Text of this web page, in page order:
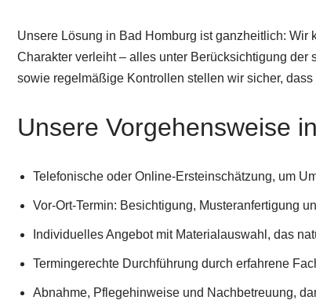
Unsere Lösung in Bad Homburg ist ganzheitlich:
Charakter verleiht – alles unter Berücksichtigung
sowie regelmäßige Kontrollen stellen wir sicher,
Unsere Vorgehensweise
Telefonische oder Online-Ersteinschätzung, um
Vor-Ort-Termin: Besichtigung, Musteranfertigung
Individuelles Angebot mit Materialauswahl, das
Termingerechte Durchführung durch erfahrene
Abnahme, Pflegehinweise und Nachbetreuung,